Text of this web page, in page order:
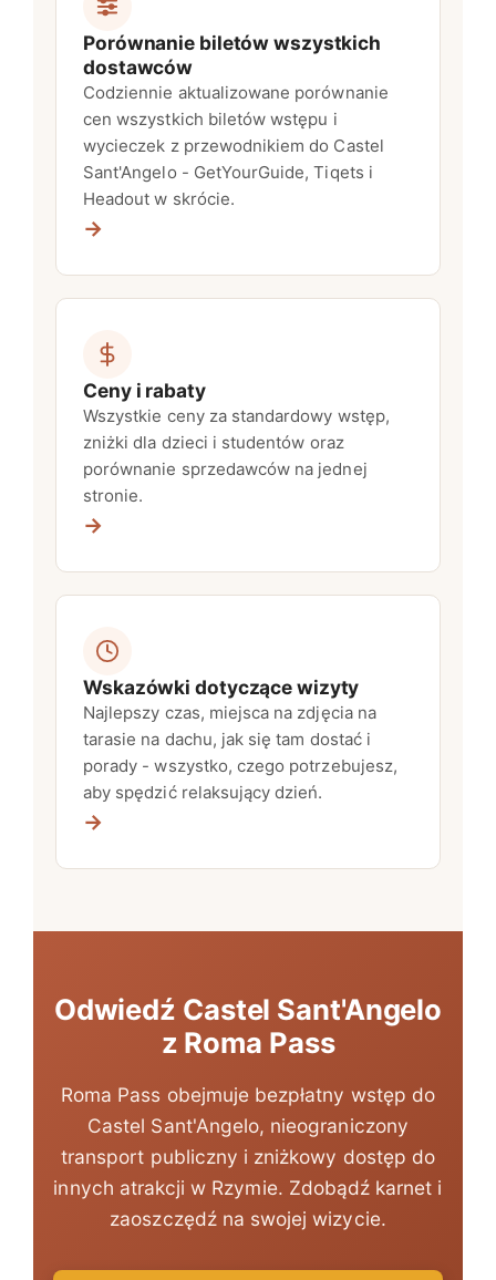
Porównanie biletów wszystkich
dostawców
Codziennie aktualizowane porównanie
cen wszystkich biletów wstępu i
wycieczek z przewodnikiem do Castel
Sant'Angelo - GetYourGuide, Tiqets i
Headout w skrócie.
→
Ceny i rabaty
Wszystkie ceny za standardowy wstęp,
zniżki dla dzieci i studentów oraz
porównanie sprzedawców na jednej
stronie.
→
Wskazówki dotyczące wizyty
Najlepszy czas, miejsca na zdjęcia na
tarasie na dachu, jak się tam dostać i
porady - wszystko, czego potrzebujesz,
aby spędzić relaksujący dzień.
→
Odwiedź Castel Sant'Angelo
z Roma Pass
Roma Pass obejmuje bezpłatny wstęp do
Castel Sant'Angelo, nieograniczony
transport publiczny i zniżkowy dostęp do
innych atrakcji w Rzymie. Zdobądź karnet i
zaoszczędź na swojej wizycie.